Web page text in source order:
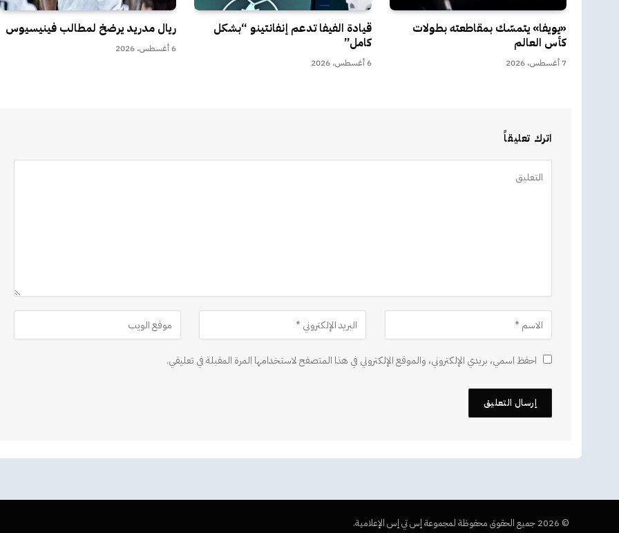
«يويفا» يتمسّك بمقاطعته بطولات
كأس العالم
7 أغسطس، 2026
قيادة الفيفا تدعم إنفانتينو “بشكل
كامل”
6 أغسطس، 2026
ريال مدريد يرضخ لمطالب فينيسيوس
6 أغسطس، 2026
اترك تعليقاً
احفظ اسمي، بريدي الإلكتروني، والموقع الإلكتروني في هذا المتصفح لاستخدامها المرة المقبلة في تعليقي.
© 2026 جميع الحقوق محفوظة لمجموعة إس تي إس الإعلامية.